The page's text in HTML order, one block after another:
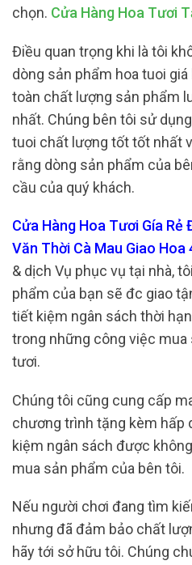
chọn. Cửa Hàng Hoa Tươi
Điều quan trọng khi là tôi
dòng sản phẩm hoa tuoi
toàn chất lượng sản phẩm
nhất. Chúng bên tôi sử
tuoi chất lượng tốt tốt nhất
rằng dòng sản phẩm của
cầu của quý khách.
Cửa Hàng Hoa Tươi Gía
Văn Thời Cà Mau Giao Hoa
& dịch Vụ phục vụ tại nhà,
phẩm của bạn sẽ đc giao
tiết kiệm ngân sách thời
trong những công việc mua
tươi.
Chúng tôi cũng cung cấp
chương trình tặng kèm hấp
kiệm ngân sách được
mua sản phẩm của bên tôi.
Nếu người chơi đang tìm
nhưng đã đảm bảo chất
hãy tới sở hữu tôi. Chúng